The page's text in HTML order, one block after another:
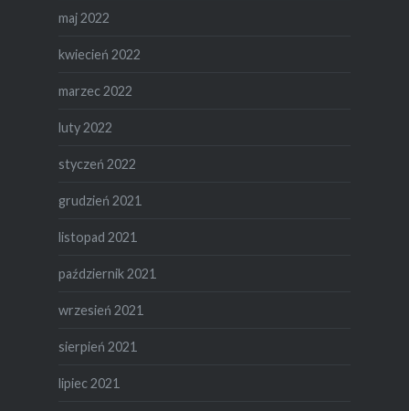
maj 2022
kwiecień 2022
marzec 2022
luty 2022
styczeń 2022
grudzień 2021
listopad 2021
październik 2021
wrzesień 2021
sierpień 2021
lipiec 2021